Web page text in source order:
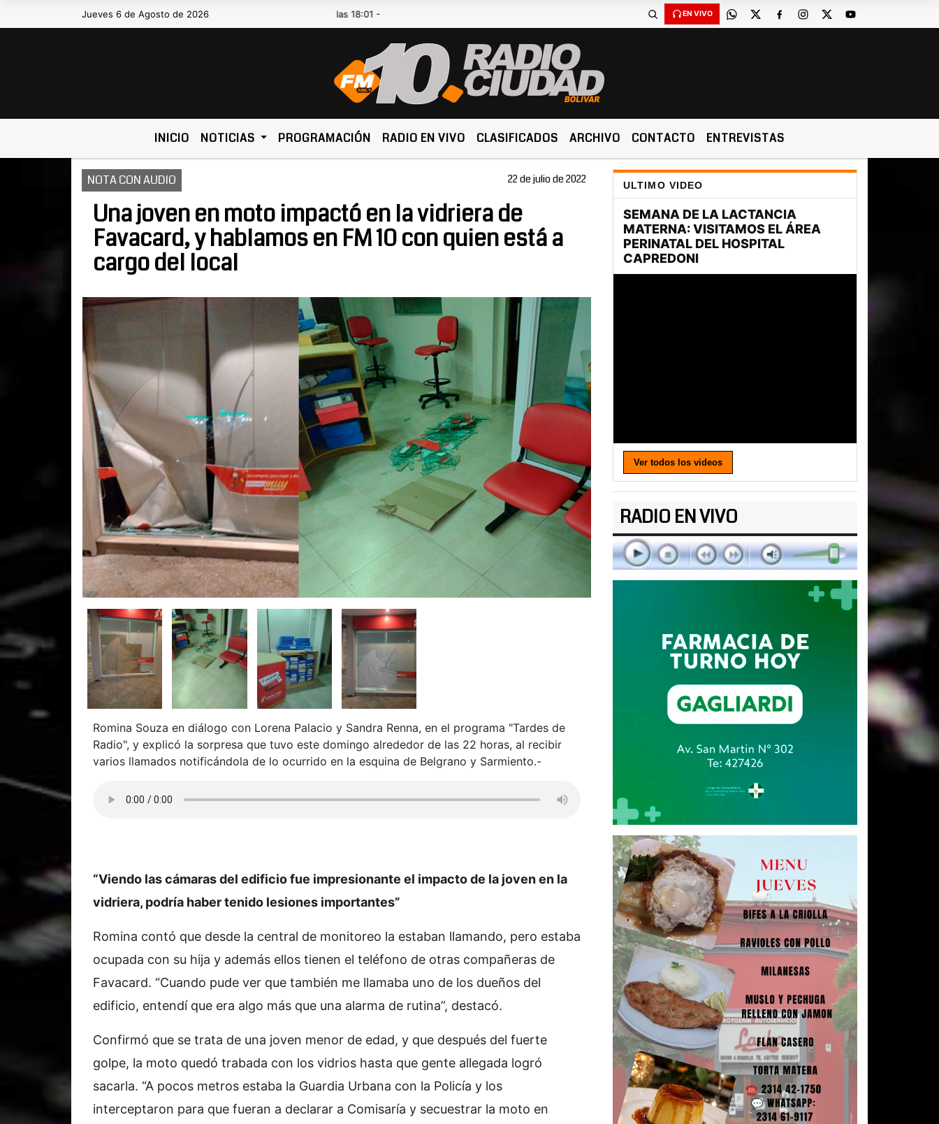
Jueves 6 de Agosto de 2026
Hoy es Jueves 6 de Agosto de 2026 y son las 18:01 - EN VIVO
INICIO NOTICIAS PROGRAMACIÓN RADIO EN VIVO CLASIFICADOS ARCHIVO CONTACTO ENTREVISTAS
NOTA CON AUDIO 22 de julio de 2022
Una joven en moto impactó en la vidriera de
Favacard, y hablamos en FM 10 con quien está a
cargo del local
Romina Souza en diálogo con Lorena Palacio y Sandra Renna, en el programa "Tardes de
Radio", y explicó la sorpresa que tuvo este domingo alrededor de las 22 horas, al recibir
varios llamados notificándola de lo ocurrido en la esquina de Belgrano y Sarmiento.-
“Viendo las cámaras del edificio fue impresionante el impacto de la joven en la
vidriera, podría haber tenido lesiones importantes”
Romina contó que desde la central de monitoreo la estaban llamando, pero estaba
ocupada con su hija y además ellos tienen el teléfono de otras compañeras de
Favacard. “Cuando pude ver que también me llamaba uno de los dueños del
edificio, entendí que era algo más que una alarma de rutina”, destacó.
Confirmó que se trata de una joven menor de edad, y que después del fuerte
golpe, la moto quedó trabada con los vidrios hasta que gente allegada logró
sacarla. “A pocos metros estaba la Guardia Urbana con la Policía y los
interceptaron para que fueran a declarar a Comisaría y secuestrar la moto en
ULTIMO VIDEO
Ver todos los videos
RADIO EN VIVO